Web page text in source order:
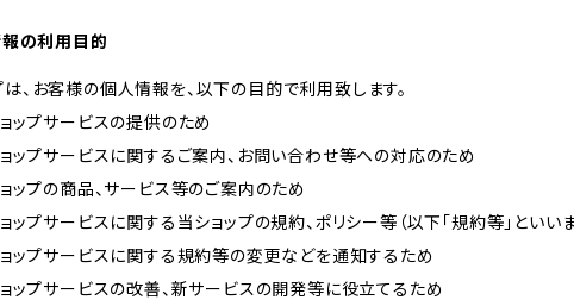
の利用目的
は、お客様の個人情報を、以下の目的で利用致します。
ョップサービスの提供のため
ョップサービスに関するご案内、お問い合わせ等への対応のため
ョップの商品、サービス等のご案内のため
ョップサービスに関する当ショップの規約、ポリシー等（以下「規約等」とい
ョップサービスに関する規約等の変更などを通知するため
ョップサービスの改善、新サービスの開発等に役立てるため